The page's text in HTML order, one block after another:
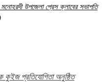
উপজেলা প্রেস ক্লাবের সভাপতি
কুইজ প্রতিযোগিতা অনুষ্ঠিত